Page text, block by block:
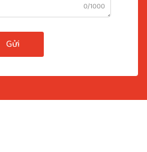
0/1000
Gửi